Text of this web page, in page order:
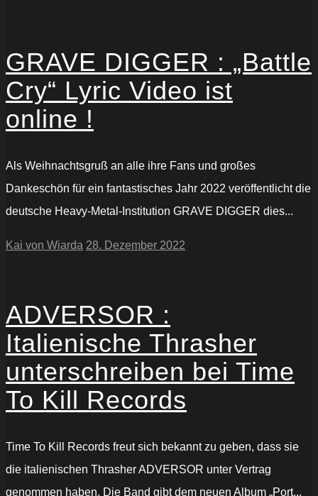
GRAVE DIGGER : „Battle
Cry“ Lyric Video ist
online !
Als Weihnachtsgruß an alle ihre Fans und großes
Dankeschön für ein fantastisches Jahr 2022 veröffentlicht die
deutsche Heavy-Metal-Institution GRAVE DIGGER dies...
Kai von Wiarda 28. Dezember 2022
ADVERSOR :
Italienische Thrasher
unterschreiben bei Time
To Kill Records
Time To Kill Records freut sich bekannt zu geben, dass sie
die italienischen Thrasher ADVERSOR unter Vertrag
genommen haben. Die Band gibt dem neuen Album „Port...